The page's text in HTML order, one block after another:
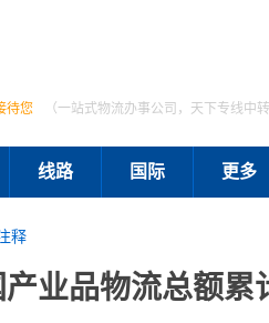
待您 （一站式物流办事公司，天下专线中
线路 国际 更多
释
业品物流总额累